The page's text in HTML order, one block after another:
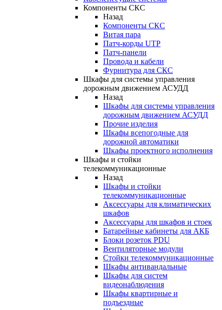
Компоненты СКС
Назад
Компоненты СКС
Витая пара
Патч-корды UTP
Патч-панели
Провода и кабели
Фурнитура для СКС
Шкафы для системы управления
дорожным движением АСУДД
Назад
Шкафы для системы управления
дорожным движением АСУДД
Прочие изделия
Шкафы всепогодные для
дорожной автоматики
Шкафы проектного исполнения
Шкафы и стойки
телекоммуникационные
Назад
Шкафы и стойки
телекоммуникационные
Аксессуары для климатических
шкафов
Аксессуары для шкафов и стоек
Батарейные кабинеты для АКБ
Блоки розеток PDU
Вентиляторные модули
Стойки телекоммуникационные
Шкафы антивандальные
Шкафы для систем
видеонаблюдения
Шкафы квартирные и
подъездные